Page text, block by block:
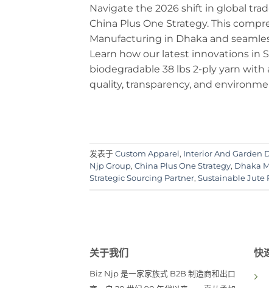
Navigate the 2026 shift in global
China Plus One Strategy. This
Manufacturing in Dhaka and
Learn how our latest innovations in
biodegradable 38 lbs 2-ply yarn
quality, transparency, and
发表于 Custom Apparel , Interior And Garden
Njp Group, China Plus One Strategy, Dhaka
Strategic Sourcing Partner, Sustainable Jute
关于我们
Biz Njp 是一家家族式 B2B 制造商和出口
快